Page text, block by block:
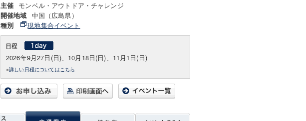
主催 モンベル・アウトドア・チャレンジ
開催地域 中国（広島県）
種別 現地集合イベント
2026年9月27日(日)、10月18日(日)、11月1日(日)
※詳しい日程についてはこちら